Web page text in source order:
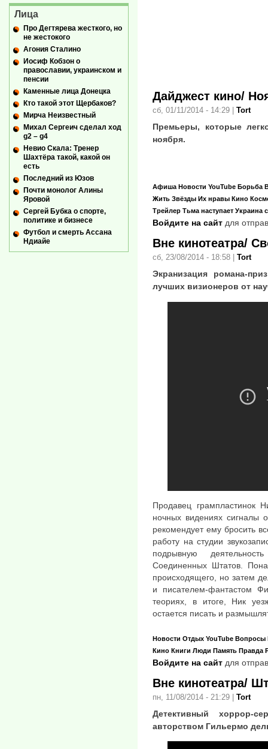
Дайджест кино/
сб, 01/11/2014 - 14:29 Tort
Премьеры, которые
ноября.
Афиша Новости YouTube Борьба
Жить Звёзды Их нравы Кино
Трейлер Тьма наступает Украина
Войдите на сайт для
Вне кинотеатра/
сб, 23/08/2014 - 18:58 Tort
Экранизация романа-
лучших визионеров от
Продавец грампластинок
ночных видениях сигналы
рекомендует ему бросить
работу на студии
подрывную
Соединенных Штатов.
происходящего, но затем
и писателем-фантастом
теориях, в итоге, Ник
остается писать и
Новости Отдых YouTube Вопросы
Кино Книги Люди Память Правда
Войдите на сайт для
Вне кинотеатра/
пн, 11/08/2014 - 21:29 | Tort
Детективный
авторством Гильермо
Лица
Про Дегтярева жесткого, но
не жестокого
Агония Сталино
Иосиф Кобзон о
православии, украинском и
пенсии
Каменные лица Донецка
Кто такой этот Щербаков?
Мирча Неизвестный
Михал Сергеич сделал ход
g2 – g4
Невио Скала: Тренер
Шахтёра такой, какой он
есть
Последний из Юзов
Почти монолог Алины
Яровой
Сергей Бубка о спорте,
политике и бизнесе
Футбол и смерть Ассана
Ндиайе